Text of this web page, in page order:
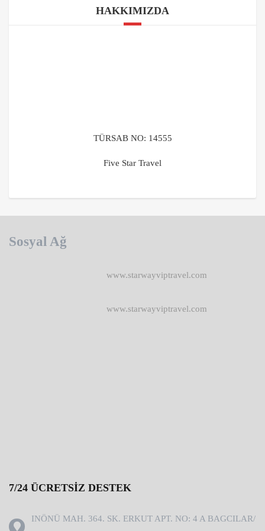
HAKKIMIZDA
TÜRSAB NO: 14555
Five Star Travel
Sosyal Ağ
www.starwayviptravel.com
www.starwayviptravel.com
7/24 ÜCRETSIZ DESTEK
INÖNÜ MAH. 364. SK. ERKUT APT. NO: 4 A BAGCILAR/